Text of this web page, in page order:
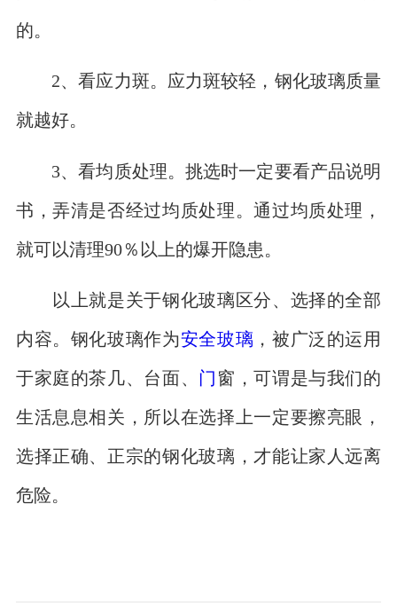
的。
2、看应力斑。应力斑较轻，钢化玻璃质量
就越好。
3、看均质处理。挑选时一定要看产品说明
书，弄清是否经过均质处理。通过均质处理，
就可以清理90％以上的爆开隐患。
以上就是关于钢化玻璃区分、选择的全部
内容。钢化玻璃作为安全玻璃 ，被广泛的运用
于家庭的茶几、台面、 门 窗，可谓是与我们的
生活息息相关，所以在选择上一定要擦亮眼，
选择正确、正宗的钢化玻璃，才能让家人远离
危险。